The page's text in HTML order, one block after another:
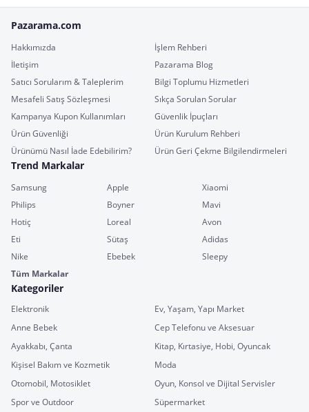
Pazarama.com
Hakkımızda
İşlem Rehberi
İletişim
Pazarama Blog
Satıcı Sorularım & Taleplerim
Bilgi Toplumu Hizmetleri
Mesafeli Satış Sözleşmesi
Sıkça Sorulan Sorular
Kampanya Kupon Kullanımları
Güvenlik İpuçları
Ürün Güvenliği
Ürün Kurulum Rehberi
Ürünümü Nasıl İade Edebilirim?
Ürün Geri Çekme Bilgilendirmeleri
Trend Markalar
Samsung Apple
Xiaomi
Philips
Boyner
Mavi
Hotiç
Loreal
Avon
Eti
Sütaş
Adidas
Nike
Ebebek
Sleepy
Tüm Markalar
Kategoriler
Elektronik
Ev, Yaşam, Yapı Market
Anne Bebek
Cep Telefonu ve Aksesuar
Ayakkabı, Çanta
Kitap, Kırtasiye, Hobi, Oyuncak
Kişisel Bakım ve Kozmetik
Moda
Otomobil, Motosiklet
Oyun, Konsol ve Dijital Servisler
Spor ve Outdoor
Süpermarket